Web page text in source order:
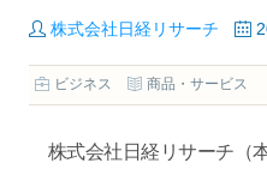
株式会社日経リサーチ
ビジネス 商品・サービス
株式会社日経リサーチ（